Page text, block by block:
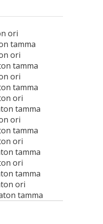
ori
tamma
ori
tamma
ori
tamma
ori
tamma
ori
tamma
ori
tamma
ori
tamma
ori
tamma